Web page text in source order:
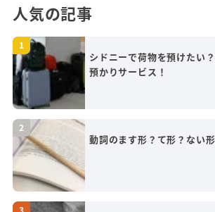
人気の記事
シドニーで荷物を預けたい
預かりサービス！
動詞のます形？て形？ない